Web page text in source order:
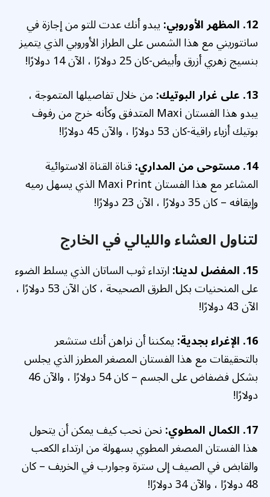
12. المظهر الأوروبي:
يبدو أنك عدت للتو من إجازة في
سانتوريني مع هذا الشمس على الطراز الأوروبي الذي يتميز
بنسيج زهري أزرق وأبيض-كان 25 دولارًا ، الآن 14 دولارًا!
13. على غرار البوتيك:
من خلال تفاصيلها المتموجة ،
يبدو هذا الفستان Maxi المتدفق وكأنه خرج من رفوف
بوتيك أزياء راقية-كان 53 دولارًا ، والآن 45 دولارًا!
14. مستوحى من المداري:
قناة القناة الاستوائية
المشاعر مع هذا الفستان Maxi Print الذي يسهل رميه
وإيقافه – كان 35 دولارًا ، الآن 23 دولارًا!
لتناول العشاء والليالي في الخارج
15. المفضل لدينا: ارتداء ثوب الساتان الذي يسلط الضوء
على المنحنيات بكل الطرق الصحيحة ، كان الآن 53 دولارًا ،
الآن 43 دولارًا!
16. الإغراء بجدية:
يمكننا أن نراهن أنك ستشعر
بالتحقيقات مع هذا الفستان المصغر المطرز الذي يجلس
بشكل فضفاض على الجسم – كان 54 دولارًا ، والآن 46
دولارًا!
17. الكمال المطوي:
نحن نحب كيف يمكن أن يتحول
هذا الفستان المصغر المطوي بسهولة من ارتداء الكعب
والقابض في الصيف إلى سترة وجوارب في الخريف – كان
48 دولارًا ، والآن 34 دولارًا!